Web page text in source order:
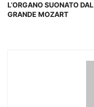
L’ORGANO SUONATO DAL
GRANDE MOZART